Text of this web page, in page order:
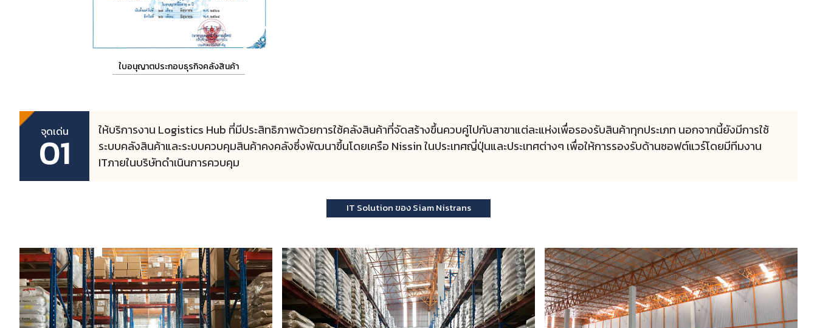
ใบอนุญาตประกอบธุรกิจคลังสินค้า
จุดเด่น
01
ให้บริการงาน Logistics Hub ที่มีประสิทธิภาพด้วยการใช้คลังสินค้าที่จัดสร้างขึ้นควบคู่ไปกับสาขาแต่ละแห่งเพื่อรองรับสินค้าทุกประเภท นอกจากนี้ยังมีการใช้
ระบบคลังสินค้าและระบบควบคุมสินค้าคงคลังซึ่งพัฒนาขึ้นโดยเครือ Nissin ในประเทศญี่ปุ่นและประเทศต่างๆ เพื่อให้การรองรับด้านซอฟต์แวร์โดยมีทีมงาน
ITภายในบริษัทดำเนินการควบคุม
IT Solution ของ Siam Nistrans